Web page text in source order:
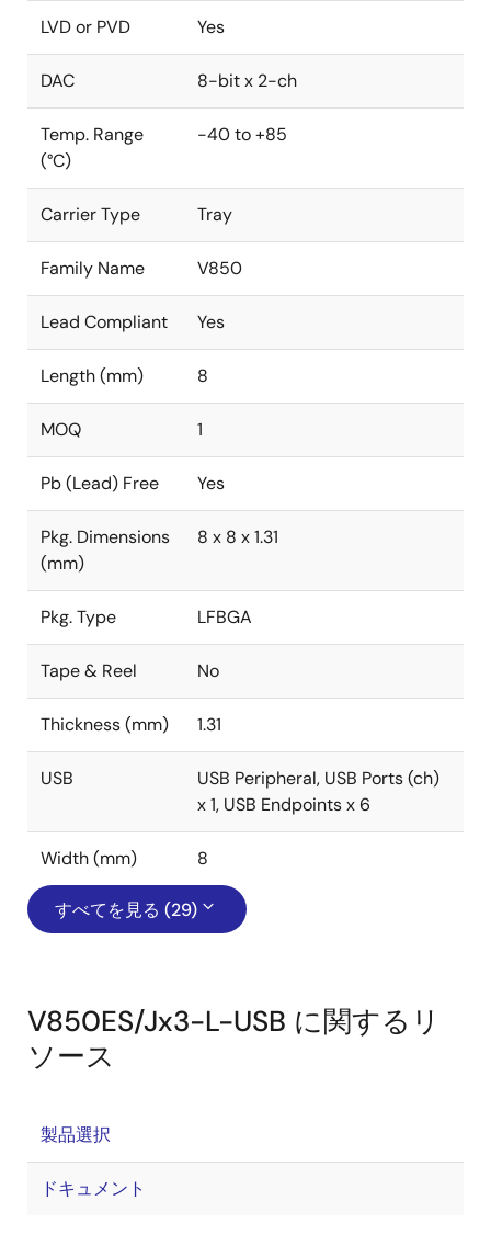
LVD or PVD Yes
DAC 8-bit x 2-ch
Temp. Range
(°C)
-40 to +85
Carrier Type Tray
Family Name V850
Lead Compliant Yes
Length (mm) 8
MOQ 1
Pb (Lead) Free Yes
Pkg. Dimensions
(mm)
8 x 8 x 1.31
Pkg. Type LFBGA
Tape & Reel No
Thickness (mm) 1.31
USB
USB Peripheral, USB Ports (ch)
x 1, USB Endpoints x 6
Width (mm) 8
すべてを見る (29)
V850ES/Jx3-L-USB に関するリ
ソース
製品選択
ドキュメント